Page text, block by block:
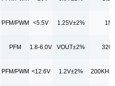
PFM/PWM <5.5V 1.25V±2%
PFM 1.8-6.0V VOUT±2%
PFM/PWM <12.6V 1.2V±2%